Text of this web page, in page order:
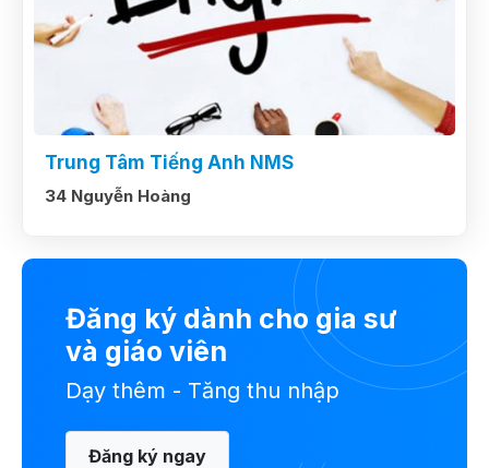
Trung Tâm Tiếng Anh NMS
34 Nguyễn Hoàng
Đăng ký dành cho gia sư
và giáo viên
Dạy thêm - Tăng thu nhập
Đăng ký ngay